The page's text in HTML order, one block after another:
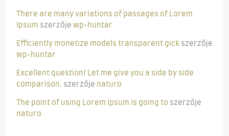
There are many variations of passages of Lorem
Ipsum szerzője wp-huntar
Efficiently monetize models transparent gick szerzője
wp-huntar
Excellent question! Let me give you a side by side
comparison. szerzője naturo
The point of using Lorem Ipsum is going to szerzője
naturo